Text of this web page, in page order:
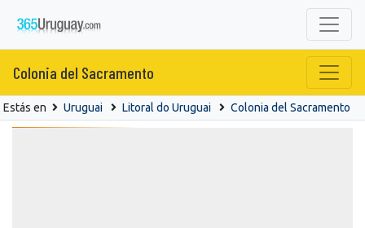
Colonia del Sacramento
Estás en Uruguai Litoral do Uruguai Colonia del Sacramento